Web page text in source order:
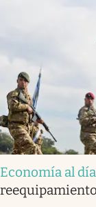
Economía al día